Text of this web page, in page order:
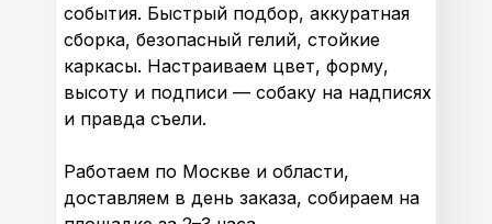
события. Быстрый подбор, аккуратная
сборка, безопасный гелий, стойкие
каркасы. Настраиваем цвет, форму,
высоту и подписи — собаку на надписях
и правда съели.
Работаем по Москве и области,
доставляем в день заказа, собираем на